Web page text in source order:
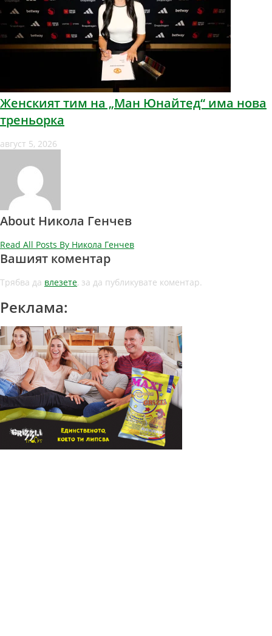
Женският тим на „Ман Юнайтед“ има нова
треньорка
август 5, 2026
About Никола Генчев
Read All Posts By Никола Генчев
Вашият коментар
Трябва да влезете, за да публикувате коментар.
Реклама: